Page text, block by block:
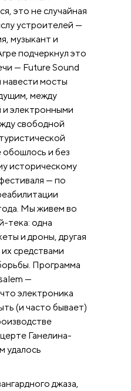
это не случайная
устроителей —
музыкант и
подчеркнул это
— Future Sound
навести мосты
между
и электронными
свободной
и без
историческому
— по
Мы живем во
тека: одна
и дроны, другая
средствами
Программа
—
электроника
(и часто бывает)
Ганелина-
удалось
джаза,